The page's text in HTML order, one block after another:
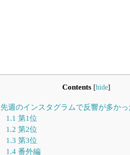
Contents [hide]
先週のインスタグラムで反響が多か
1.1 第1位
1.2 第2位
1.3 第3位
1.4番外編